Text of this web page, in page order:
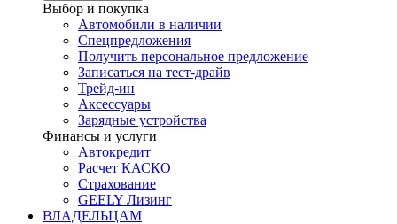
Выбор и покупка
Автомобили в наличии
Спецпредложения
Получить персональное предложение
Записаться на тест-драйв
Трейд-ин
Аксессуары
Зарядные устройства
Финансы и услуги
Автокредит
Расчет КАСКО
Страхование
GEELY Лизинг
ВЛАДЕЛЬЦАМ